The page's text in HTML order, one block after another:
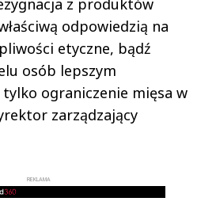
z produktów
odpowiedzią na
etyczne, bądź
osób lepszym
ograniczenie mięsa w
zarządzający
REKLAMA